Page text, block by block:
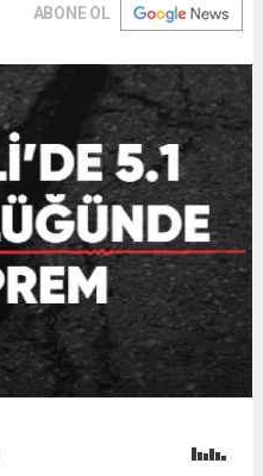
ABONE OL